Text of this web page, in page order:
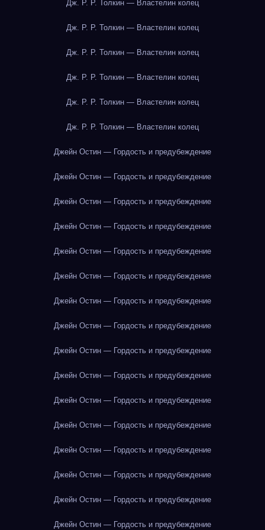
Дж. Р. Р. Толкин — Властелин колец
Дж. Р. Р. Толкин — Властелин колец
Дж. Р. Р. Толкин — Властелин колец
Дж. Р. Р. Толкин — Властелин колец
Дж. Р. Р. Толкин — Властелин колец
Дж. Р. Р. Толкин — Властелин колец
Джейн Остин — Гордость и предубеждение
Джейн Остин — Гордость и предубеждение
Джейн Остин — Гордость и предубеждение
Джейн Остин — Гордость и предубеждение
Джейн Остин — Гордость и предубеждение
Джейн Остин — Гордость и предубеждение
Джейн Остин — Гордость и предубеждение
Джейн Остин — Гордость и предубеждение
Джейн Остин — Гордость и предубеждение
Джейн Остин — Гордость и предубеждение
Джейн Остин — Гордость и предубеждение
Джейн Остин — Гордость и предубеждение
Джейн Остин — Гордость и предубеждение
Джейн Остин — Гордость и предубеждение
Джейн Остин — Гордость и предубеждение
Джейн Остин — Гордость и предубеждение